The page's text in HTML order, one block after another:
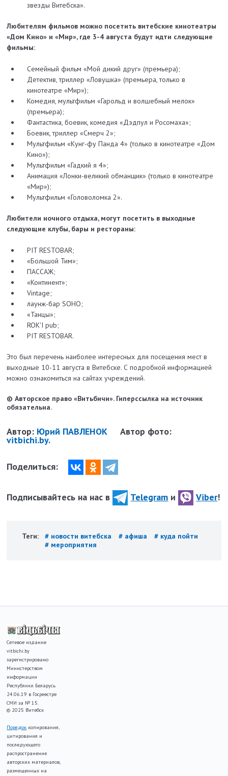
звезды Витебска».
Любителям фильмов можно посетить витебские кинотеатры
«Дом Кино» и «Мир», где 3-4 августа будут идти следующие
фильмы:
Семейный фильм «Мой дикий друг» (премьера);
Детектив, триллер «Ловушка» (премьера, только в
кинотеатре «Мир»);
Комедия, мультфильм «Гарольд и волшебный мелок»
(премьера);
Фантастика, боевик, комедия «Дэдпул и Росомаха»;
Боевик, триллер «Смерч 2»;
Мультфильм «Кунг-фу Панда 4» (только в кинотеатре «Дом
Кино»);
Мультфильм «Гадкий я 4»;
Анимация «Лонки-великий обманщик» (только в кинотеатре
«Мир»);
Мультфильм «Головоломка 2».
Любители ночного отдыха, могут посетить в выходные
следующие клубы, бары и рестораны:
PIT RESTOBAR;
«Большой Тим»;
ПАССАЖ;
«Континент»;
Vintage;
лаунж-бар SOHO;
«Танцы»;
ROK'I pub;
PIT RESTOBAR.
Это был перечень наиболее интересных для посещения мест в
выходные 10-11 августа в Витебске. С подробной информацией
можно ознакомиться на сайтах учреждений.
© Авторское право «Витьбичи». Гиперссылка на источник
обязательна.
Автор: Юрий ПАВЛЕНОК Автор фото:
vitbichi.by.
Поделиться:
Подписывайтесь на нас в Telegram и Viber!
Теги: # новости витебска # афиша
# куда пойти
# мероприятия
Сетевое издание
vitbichi.by
зарегистрировано
Министерством
информации
Республики Беларусь
24.06.19 в Госреестре
СМИ за № 15.
© 2025 Витебск
Порядок копирования,
цитирования и
последующего
распространение
авторских материалов,
размещенных на